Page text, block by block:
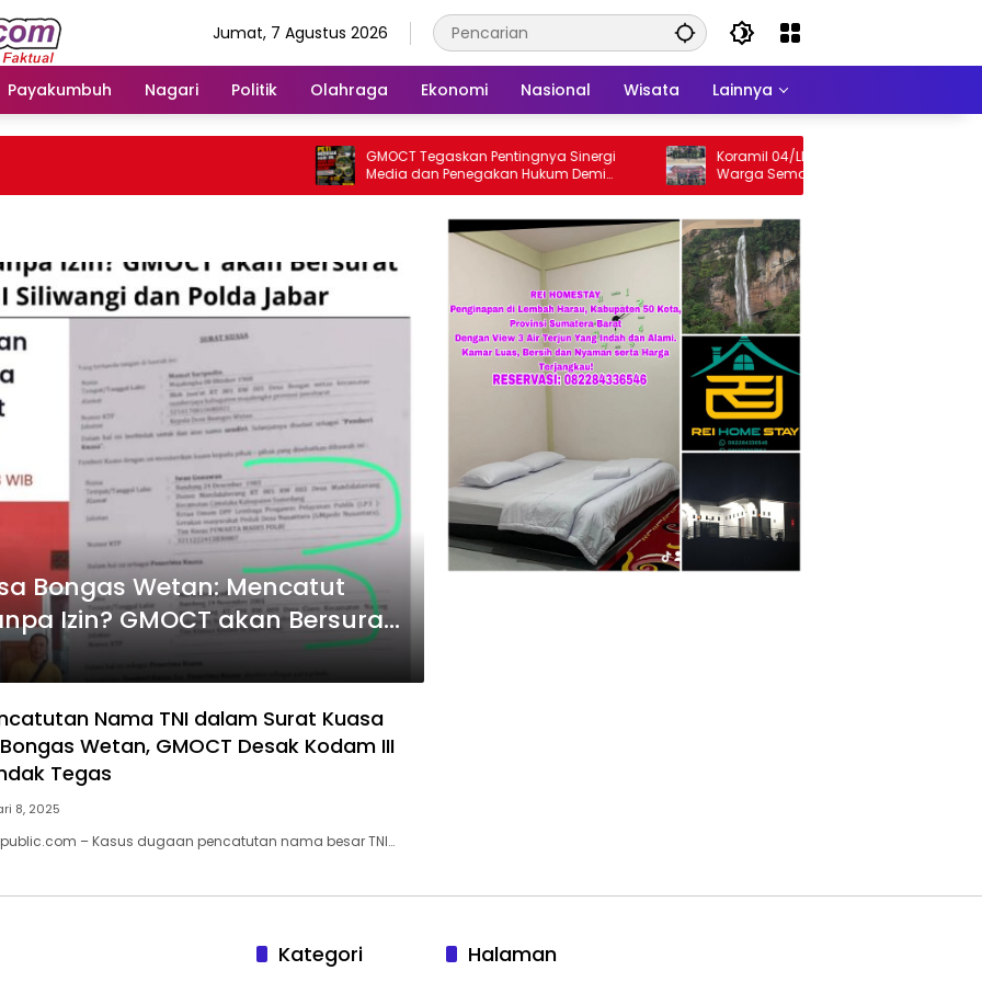
Jumat, 7 Agustus 2026
Payakumbuh Nagari Politik Olahraga Ekonomi Nasional Wisata Lainnya
GMOCT Tegaskan Pentingnya Sinergi
Media dan Penegakan Hukum Demi
Masa Depan Kabupaten Limapuluh Kota
Koramil 04/LL Kodim 013/Padang Ajak
Warga Semarakkan HUT Ke-81 RI
Sepanjang Agustus
Bongas Wetan: Mencatut
Izin? GMOCT akan Bersurat
dan Polda Jabar
Nama TNI dalam Surat Kuasa
Wetan, GMOCT Desak Kodam III
Tegas
8, 2025
– Kasus dugaan pencatutan nama besar TNI…
Kategori Halaman